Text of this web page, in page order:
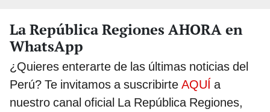
La República Regiones AHORA en
WhatsApp
¿Quieres enterarte de las últimas noticias del
Perú? Te invitamos a suscribirte AQUÍ a
nuestro canal oficial La República Regiones,